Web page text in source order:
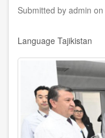
Submitted by admin on
Language Tajikistan